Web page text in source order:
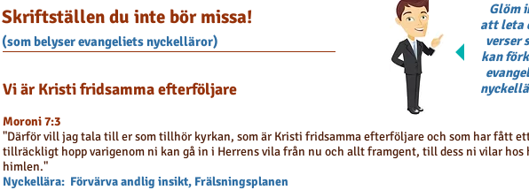
Skriftställen du inte bör missa!
(som belyser evangeliets nyckelläror)
Glöm
att leta
verser
kan
Vi är Kristi fridsamma efterföljare
Moroni 7:3
"Därför vill jag tala till er som tillhör kyrkan, som är Kristi fridsamma efterföljare och som har fått
tillräckligt hopp varigenom ni kan gå in i Herrens vila från nu och allt framgent, till dess ni vilar hos
himlen."
Nyckellära: Förvärva andlig insikt, Frälsningsplanen